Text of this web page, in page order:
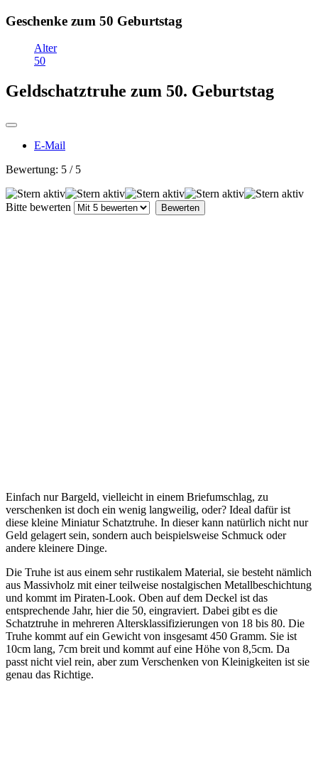
Geschenke zum 50 Geburtstag
Alter
50
Geldschatztruhe zum 50. Geburtstag
E-Mail
Bewertung: 5 / 5
Bitte bewerten
Einfach nur Bargeld, vielleicht in einem Briefumschlag, zu
verschenken ist doch ein wenig langweilig, oder? Ideal dafür ist
diese kleine Miniatur Schatztruhe. In dieser kann natürlich nicht nur
Geld gelagert sein, sondern auch beispielsweise Schmuck oder
andere kleinere Dinge.
Die Truhe ist aus einem sehr rustikalem Material, sie besteht nämlich
aus Massivholz mit einer teilweise nostalgischen Metallbeschichtung
und kommt im Piraten-Look. Oben auf dem Deckel ist das
entsprechende Jahr, hier die 50, eingraviert. Dabei gibt es die
Schatztruhe in mehreren Altersklassifizierungen von 18 bis 80. Die
Truhe kommt auf ein Gewicht von insgesamt 450 Gramm. Sie ist
10cm lang, 7cm breit und kommt auf eine Höhe von 8,5cm. Da
passt nicht viel rein, aber zum Verschenken von Kleinigkeiten ist sie
genau das Richtige.